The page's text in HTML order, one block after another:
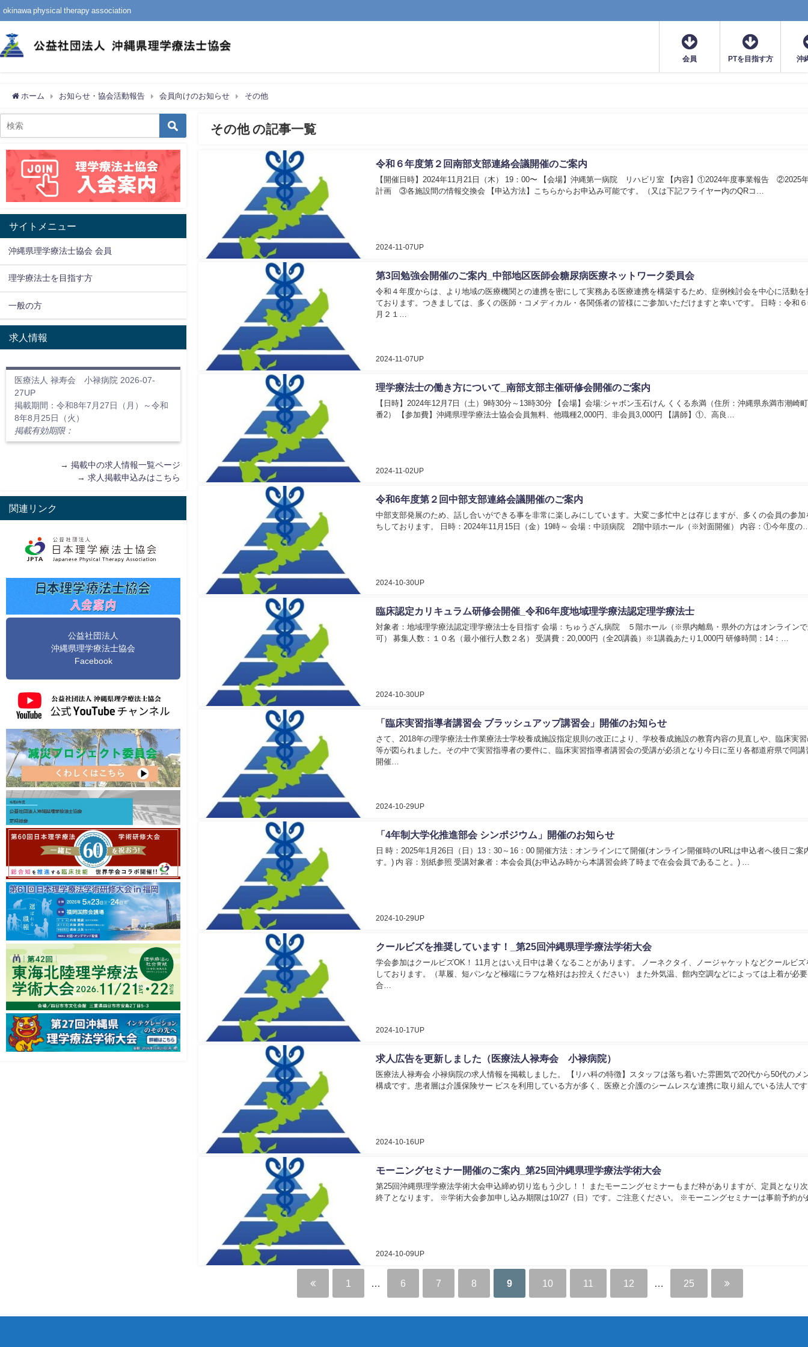
okinawa physical therapy association
会員 PTを目指す方 沖
ホーム お知らせ・協会活動報告 会員向けのお知らせ その他
その他 の記事一覧
令和６年度第２回南部支部連絡会議開催のご案内
2024-11-07UP
【開催日時】2024年11月21日（木） 19：00〜 【会場】沖縄第一病院 リハビリ室 【内容】①2024年度事業報告 ②2025
計画 ③各施設間の情報交換会 【申込方法】こちらからお申込み可能です。（又は下記フライヤー内のQRコ…
第3回勉強会開催のご案内_中部地区医師会糖尿病医療ネットワーク委員会
2024-11-07UP
令和４年度からは、より地域の医療機関との連携を密にして実務ある医療連携を構築するため、症例検討会を中心に活動を
ております。つきましては、多くの医師・コメディカル・各関係者の皆様にご参加いただけますと幸いです。 日時：令和
月２１…
理学療法士の働き方について_南部支部主催研修会開催のご案内
2024-11-02UP
【日時】2024年12月7日（土）9時30分～13時30分 【会場】会場:シャボン玉石けん くくる糸満（住所：沖縄県糸満市潮崎
番2） 【参加費】沖縄県理学療法士協会会員無料、他職種2,000円、非会員3,000円 【講師】①、高良…
令和6年度第２回中部支部連絡会議開催のご案内
2024-10-30UP
中部支部発展のため、話し合いができる事を非常に楽しみにしています。大変ご多忙中とは存じますが、多くの会員の参加
ちしております。 日時：2024年11月15日（金）19時～ 会場：中頭病院 2階中頭ホール（※対面開催） 内容：①今年度の
臨床認定カリキュラム研修会開催_令和6年度地域理学療法認定理学療法士
2024-10-30UP
対象者：地域理学療法認定理学療法士を目指す 会場：ちゅうざん病院 ５階ホール（※県内離島・県外の方はオンライン
可） 募集人数：１０名（最小催行人数２名） 受講費：20,000円（全20講義）※1講義あたり1,000円 研修時間：14：…
「臨床実習指導者講習会 ブラッシュアップ講習会」開催のお知らせ
2024-10-29UP
さて、2018年の理学療法士作業療法士学校養成施設指定規則の改正により、学校養成施設の教育内容の見直しや、臨床実
等が図られました。その中で実習指導者の要件に、臨床実習指導者講習会の受講が必須となり今日に至り各都道府県で同講
開催…
「4年制大学化推進部会 シンポジウム」開催のお知らせ
2024-10-29UP
日 時：2025年1月26日（日）13：30～16：00 開催方法：オンラインにて開催(オンライン開催時のURLは申込者へ後日ご案
す。) 内 容：別紙参照 受講対象者：本会会員(お申込み時から本講習会終了時まで在会会員であること。) …
クールビズを推奨しています！_第25回沖縄県理学療法学術大会
2024-10-17UP
学会参加はクールビズOK！ 11月とはいえ日中は暑くなることがあります。 ノーネクタイ、ノージャケットなどクールビズ
しております。（草履、短パンなど極端にラフな格好はお控えください） また外気温、館内空調などによっては上着が必
合…
求人広告を更新しました（医療法人禄寿会 小禄病院）
2024-10-16UP
医療法人禄寿会 小禄病院の求人情報を掲載しました。 【リハ科の特徴】スタッフは落ち着いた雰囲気で20代から50代のメ
構成です。患者層は介護保険サー ビスを利用している方が多く、医療と介護のシームレスな連携に取り組んでいる法人で
モーニングセミナー開催のご案内_第25回沖縄県理学療法学術大会
2024-10-09UP
第25回沖縄県理学療法学術大会申込締め切り迄もう少し！！ またモーニングセミナーもまだ枠がありますが、定員となり
終了となります。 ※学術大会参加申し込み期限は10/27（日）です。ご注意ください。 ※モーニングセミナーは事前予約
1 6 7 8 9 10 11 12 25
サイトメニュー
沖縄県理学療法士協会 会員
理学療法士を目指す方
一般の方
求人情報
医療法人 禄寿会 小禄病院 2026-07-
27UP
掲載期間：令和8年7月27日（月）～令和
8年8月25日（火）
掲載有効期限：
→ 掲載中の求人情報一覧ページ
→ 求人掲載申込みはこちら
関連リンク
公益社団法人
沖縄県理学療法士協会
Facebook